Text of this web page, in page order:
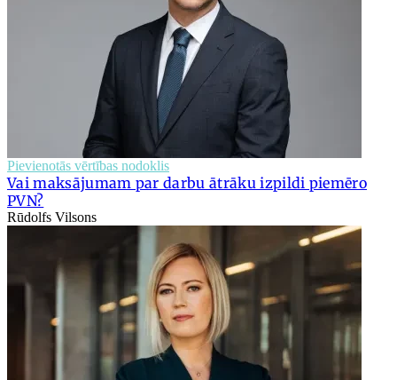
Pievienotās vērtības nodoklis
Vai maksājumam par darbu ātrāku izpildi piemēro
PVN?
Rūdolfs Vilsons